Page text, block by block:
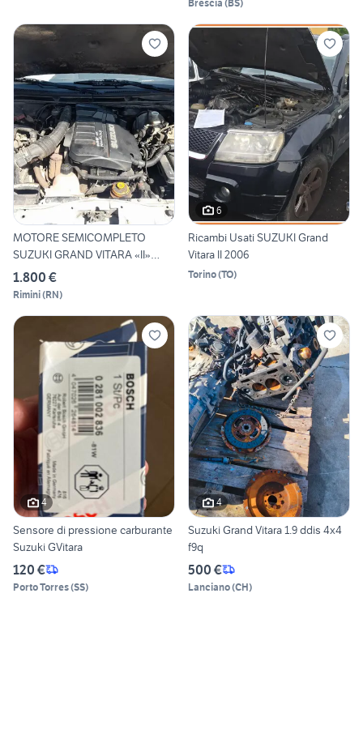
Brescia (BS)
MOTORE SEMICOMPLETO
SUZUKI GRAND VITARA «II»
(2005
1.800 €
Rimini(RN)
6
Ricambi Usati SUZUKI Grand
Vitara II 2006
Torino(TO)
4
Sensore di pressione carburante
Suzuki GVitara
120 €
Porto Torres(SS)
4
Suzuki Grand Vitara 1.9 ddis 4x4
f9q
500 €
Lanciano(CH)